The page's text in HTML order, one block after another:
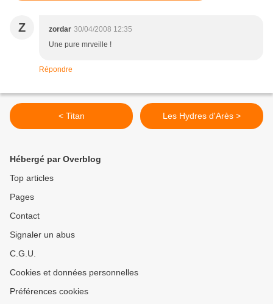
Z zordar 30/04/2008 12:35
Une pure mrveille !
Répondre
< Titan Les Hydres d'Arès >
Hébergé par Overblog
Top articles
Pages
Contact
Signaler un abus
C.G.U.
Cookies et données personnelles
Préférences cookies